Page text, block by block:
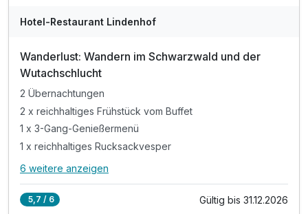
Hotel-Restaurant Lindenhof
Wanderlust: Wandern im Schwarzwald und der
Wutachschlucht
2 Übernachtungen
2 x reichhaltiges Frühstück vom Buffet
1 x 3-Gang-Genießermenü
1 x reichhaltiges Rucksackvesper
Alle Inklusivleistungen
6 weitere anzeigen
5,7 / 6 Gültig bis 31.12.2026